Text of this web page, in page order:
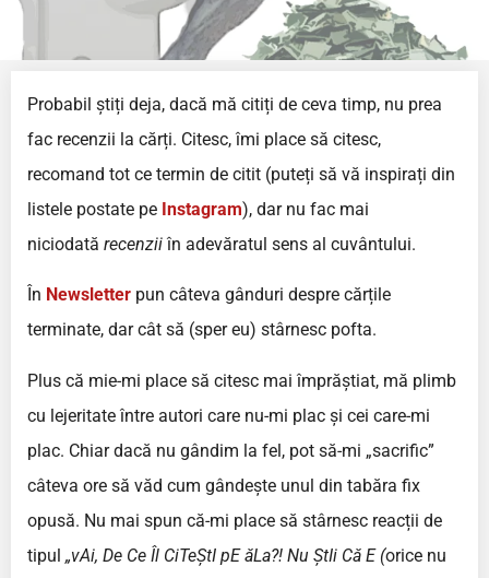
Probabil știți deja, dacă mă citiți de ceva timp, nu prea
fac recenzii la cărți. Citesc, îmi place să citesc,
recomand tot ce termin de citit (puteți să vă inspirați din
listele postate pe Instagram), dar nu fac mai
niciodată recenziiîn adevăratul sens al cuvântului.
În Newsletter pun câteva gânduri despre cărțile
terminate, dar cât să (sper eu) stârnesc pofta.
Plus că mie-mi place să citesc mai împrăștiat, mă plimb
cu lejeritate între autori care nu-mi plac și cei care-mi
plac. Chiar dacă nu gândim la fel, pot să-mi „sacrific”
câteva ore să văd cum gândește unul din tabăra fix
opusă. Nu mai spun că-mi place să stârnesc reacții de
tipul „vAi, De Ce Îl CiTeȘtI pE ăLa?! Nu ȘtIi Că E (orice nu